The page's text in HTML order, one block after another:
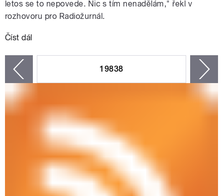
letos se to nepovede. Nic s tím nenadělám," řekl v
rozhovoru pro Radiožurnál.
Číst dál
Stránky
19838